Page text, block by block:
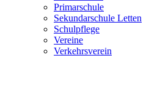
Primarschule
Sekundarschule Letten
Schulpflege
Vereine
Verkehrsverein